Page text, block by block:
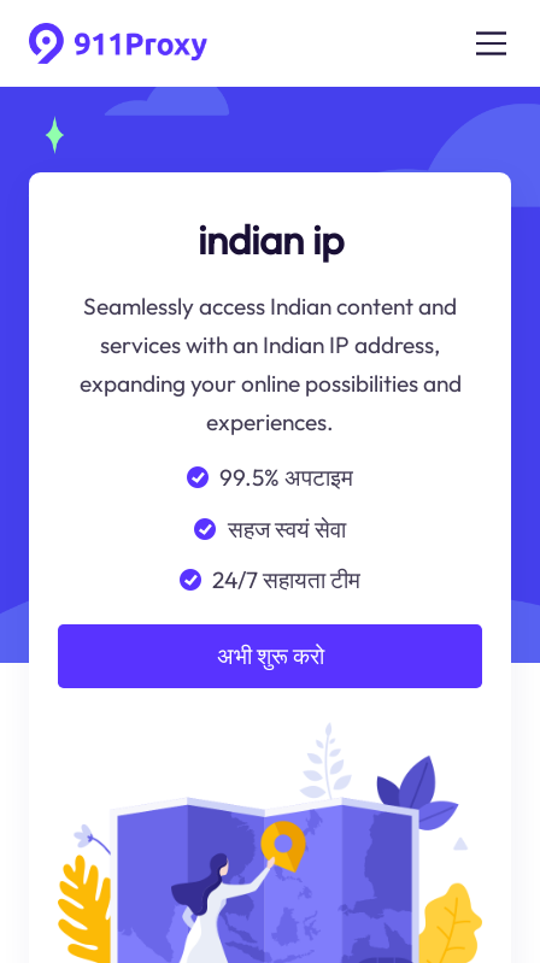
indian ip
Seamlessly access Indian content and
services with an Indian IP address,
expanding your online possibilities and
experiences.
99.5% अपटाइम
सहज स्वयं सेवा
24/7 सहायता टीम
अभी शुरू करो